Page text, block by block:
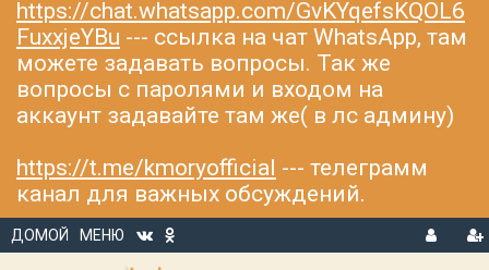
https://chat.whatsapp.com/GvKYqefsKQOL6
FuxxjeYBu --- ссылка на чат WhatsApp, там
можете задавать вопросы. Так же
вопросы с паролями и входом на
аккаунт задавайте там же( в лс админу)
https://t.me/kmoryofficial --- телеграмм
канал для важных обсуждений.
ДОМОЙ
МЕНЮ
В
Р